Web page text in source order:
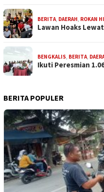
BERITA, DAERAH, ROKAN
Lawan Hoaks
BENGKALIS, BERITA,
Ikuti Peresmian
BERITA POPULER